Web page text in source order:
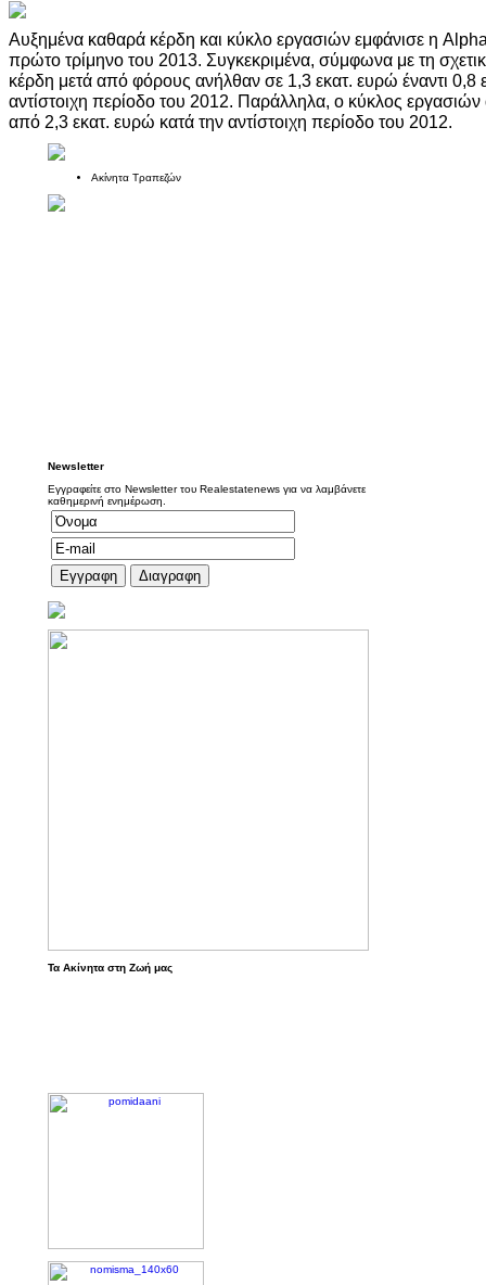
Αυξημένα καθαρά κέρδη και κύκλο εργασιών εμφάνισε η
πρώτο τρίμηνο του 2013. Συγκεκριμένα, σύμφωνα με τη
κέρδη μετά από φόρους ανήλθαν σε 1,3 εκατ. ευρώ έναντι 0,8
αντίστοιχη περίοδο του 2012. Παράλληλα, ο κύκλος
από 2,3 εκατ. ευρώ κατά την αντίστοιχη περίοδο του 2012.
Ακίνητα Τραπεζών
Newsletter
Εγγραφείτε στο Newsletter του Realestatenews για να λαμβάνετε
καθημερινή ενημέρωση.
Τα Ακίνητα στη Ζωή μας